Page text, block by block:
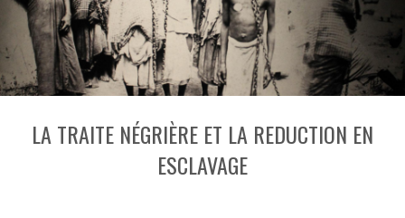
LA TRAITE NÉGRIÈRE ET LA REDUCTION EN
ESCLAVAGE